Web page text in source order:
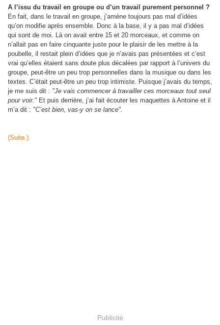
A l’issu du travail en groupe ou d’un travail purement personnel ?
En fait, dans le travail en groupe, j’amène toujours pas mal d’idées
qu’on modifie après ensemble. Donc à la base, il y a pas mal d’idées
qui sont de moi. Là on avait entre 15 et 20 morceaux, et comme on
n’allait pas en faire cinquante juste pour le plaisir de les mettre à la
poubelle, il restait plein d’idées que je n’avais pas présentées et c’est
vrai qu’elles étaient sans doute plus décalées par rapport à l’univers du
groupe, peut-être un peu trop personnelles dans la musique ou dans les
textes. C’était peut-être un peu trop intimiste. Puisque j’avais du temps,
je me suis dit : "Je vais commencer à travailler ces morceaux tout seul
pour voir." Et puis derrière, j’ai fait écouter les maquettes à Antoine et il
m’a dit : "C’est bien, vas-y on se lance".
(Suite.)
Publicité